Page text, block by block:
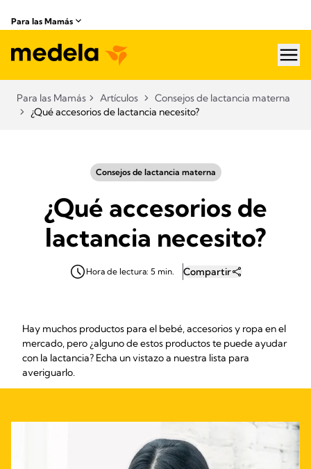
Para las Mamás
Para las Mamás Artículos
Consejos de lactancia materna
¿Qué accesorios de lactancia necesito?
Consejos de lactancia materna
¿Qué accesorios de
lactancia necesito?
Hora de lectura: 5 min. Compartir
Hay muchos productos para el bebé, accesorios y ropa en el
mercado, pero ¿alguno de estos productos te puede ayudar
con la lactancia? Echa un vistazo a nuestra lista para
averiguarlo.